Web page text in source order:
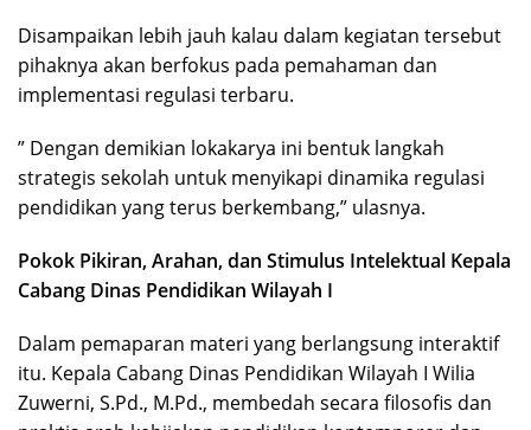
Disampaikan lebih jauh kalau dalam kegiatan tersebut
pihaknya akan berfokus pada pemahaman dan
implementasi regulasi terbaru.
” Dengan demikian lokakarya ini bentuk langkah
strategis sekolah untuk menyikapi dinamika regulasi
pendidikan yang terus berkembang,” ulasnya.
Pokok Pikiran, Arahan, dan Stimulus Intelektual Kepala
Cabang Dinas Pendidikan Wilayah I
​Dalam pemaparan materi yang berlangsung interaktif
itu. Kepala Cabang Dinas Pendidikan Wilayah I Wilia
Zuwerni, S.Pd., M.Pd., membedah secara filosofis dan